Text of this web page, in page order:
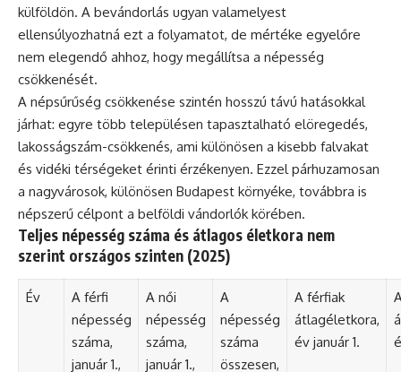
külföldön. A bevándorlás ugyan valamelyest
ellensúlyozhatná ezt a folyamatot, de mértéke egyelőre
nem elegendő ahhoz, hogy megállítsa a népesség
csökkenését.
A népsűrűség csökkenése szintén hosszú távú hatásokkal
járhat: egyre több településen tapasztalható elöregedés,
lakosságszám-csökkenés, ami különösen a kisebb falvakat
és vidéki térségeket érinti érzékenyen. Ezzel párhuzamosan
a nagyvárosok, különösen Budapest környéke, továbbra is
népszerű célpont a belföldi vándorlók körében.
Teljes népesség száma és átlagos életkora nem
szerint országos szinten (2025)
Év
A férfi
népesség
száma,
január 1.,
A női
népesség
száma,
január 1.,
A
népesség
száma
összesen,
A férfiak
átlagéletkora,
év január 1.